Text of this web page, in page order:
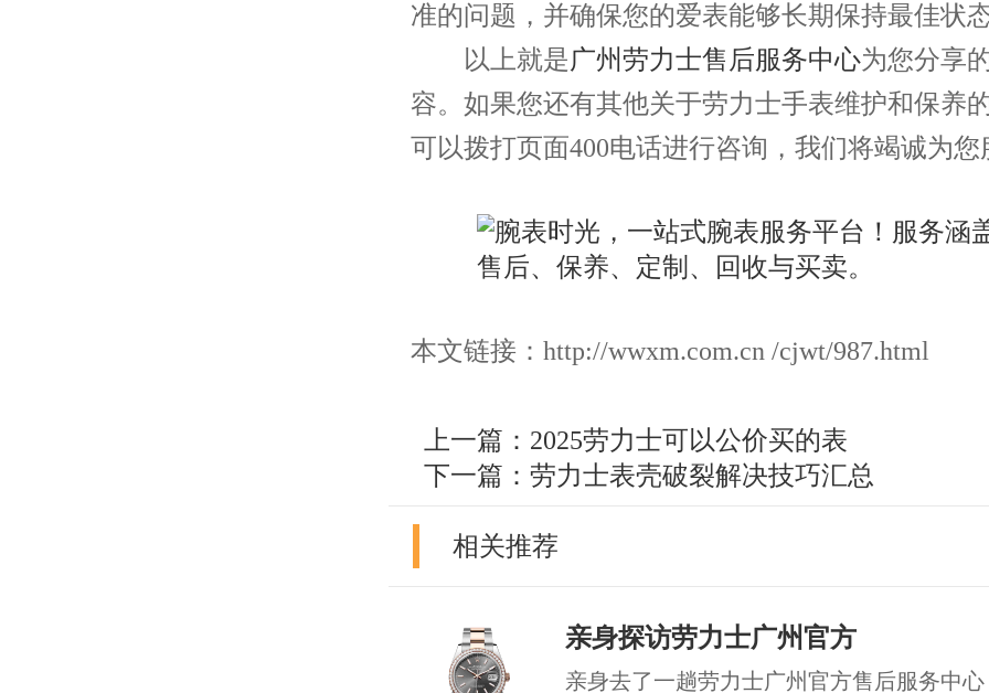
准的问题，并确保您的爱表能够长期保持最佳状态
以上就是广州劳力士售后服务中心为您分享
容。如果您还有其他关于劳力士手表维护和保养
可以拨打页面400电话进行咨询，我们将竭诚为您
本文链接：http://wwxm.com.cn /cjwt/987.html
上一篇： 2025劳力士可以公价买的表
下一篇： 劳力士表壳破裂解决技巧汇总
相关推荐
亲身探访劳力士广州官方
亲身去了一趟劳力士广州官方售后服务中